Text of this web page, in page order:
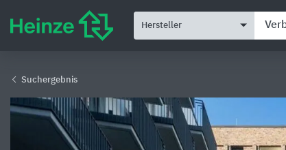
Hersteller
Suchergebnis